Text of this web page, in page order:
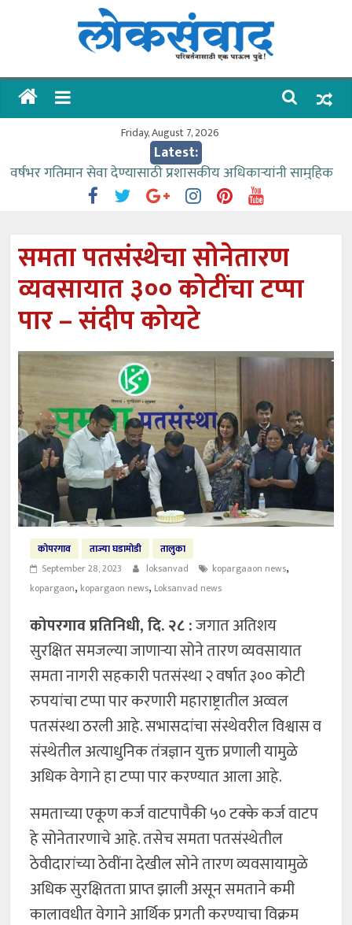
लोकसंवाद
ताज्या
Friday, August 7, 2026
Latest:
वर्षभर गतिमान सेवा देण्यासाठी प्रशासकीय अधिकाऱ्यांनी सामुहिक
प्रयत्न करावे – आमदार काळे
आत्मामालिक गुरूकूलाचे २२८ विद्यार्थी शिष्यवृत्तीस पात्र
ईच्छा आणि मेहनतीच्या बळावर यश मिळवता येते – शिवप्रसाद
पंडोरे
आमदार आशुतोष काळे यांचा वाढदिवस विविध सामाजिक
उपक्रमांनी साजरा
समता पतसंस्थेचा सोनेतारण
व्यवसायात ३०० कोटींचा टप्पा
पार – संदीप कोयटे
कोपरगाव ताज्या घडामोडी
तालुका
September 28, 2023
loksanvad kopargaaon news,
kopargaon, kopargaon news, Loksanvad news
कोपरगाव प्रतिनिधी, दि. २८ :जगात अतिशय
सुरक्षित समजल्या जाणाऱ्या सोने तारण व्यवसायात
समता नागरी सहकारी पतसंस्था २ वर्षात ३०० कोटी
रुपयांचा टप्पा पार करणारी महाराष्ट्रातील अव्वल
पतसंस्था ठरली आहे. सभासदांचा संस्थेवरील विश्वास व
संस्थेतील अत्याधुनिक तंत्रज्ञान युक्त प्रणाली यामुळे
अधिक वेगाने हा टप्पा पार करण्यात आला आहे.
समताच्या एकूण कर्ज वाटपापैकी ५० टक्के कर्ज वाटप
हे सोनेतारणाचे आहे. तसेच समता पतसंस्थेतील
ठेवीदारांच्या ठेवींना देखील सोने तारण व्यवसायामुळे
अधिक सुरक्षितता प्राप्त झाली असून समताने कमी
कालावधीत वेगाने आर्थिक प्रगती करण्याचा विक्रम